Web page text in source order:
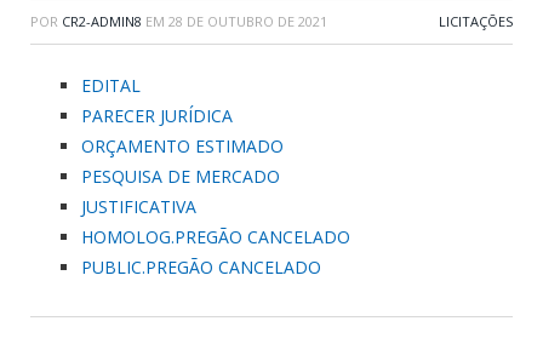
POR CR2-ADMIN8 EM 28 DE OUTUBRO DE 2021 LICITAÇÕES
EDITAL
PARECER JURÍDICA
ORÇAMENTO ESTIMADO
PESQUISA DE MERCADO
JUSTIFICATIVA
HOMOLOG.PREGÃO CANCELADO
PUBLIC.PREGÃO CANCELADO